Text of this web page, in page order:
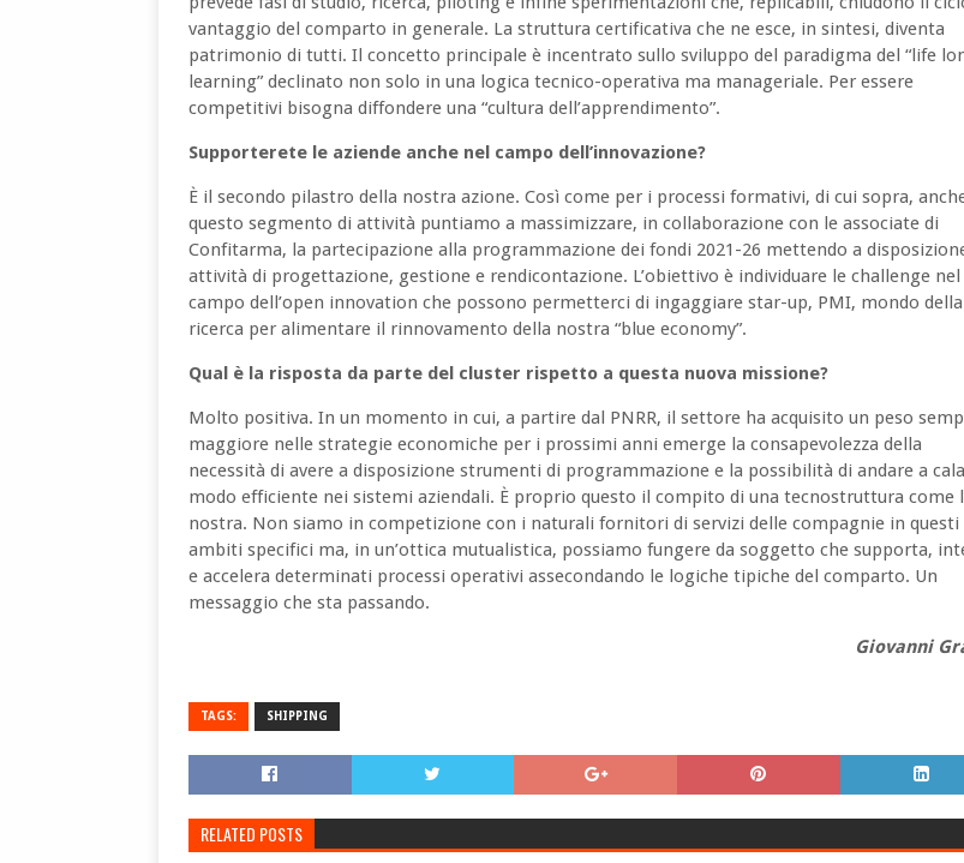
vantaggio del comparto in generale. La struttura certificativa che ne esce, in sintesi, diventa
patrimonio di tutti. Il concetto principale è incentrato sullo sviluppo del paradigma del “life
learning” declinato non solo in una logica tecnico-operativa ma manageriale. Per essere
competitivi bisogna diffondere una “cultura dell’apprendimento”.
Supporterete le aziende anche nel campo dell’innovazione?
È il secondo pilastro della nostra azione. Così come per i processi formativi, di cui sopra,
questo segmento di attività puntiamo a massimizzare, in collaborazione con le associate di
Confitarma, la partecipazione alla programmazione dei fondi 2021-26 mettendo a
attività di progettazione, gestione e rendicontazione. L’obiettivo è individuare le challenge nel
campo dell’open innovation che possono permetterci di ingaggiare star-up, PMI, mondo della
ricerca per alimentare il rinnovamento della nostra “blue economy”.
Qual è la risposta da parte del cluster rispetto a questa nuova missione?
Molto positiva. In un momento in cui, a partire dal PNRR, il settore ha acquisito un peso
maggiore nelle strategie economiche per i prossimi anni emerge la consapevolezza della
necessità di avere a disposizione strumenti di programmazione e la possibilità di andare a
modo efficiente nei sistemi aziendali. È proprio questo il compito di una tecnostruttura come
nostra. Non siamo in competizione con i naturali fornitori di servizi delle compagnie in questi
ambiti specifici ma, in un’ottica mutualistica, possiamo fungere da soggetto che supporta,
e accelera determinati processi operativi assecondando le logiche tipiche del comparto. Un
messaggio che sta passando.
Giovanni
TAGS: SHIPPING
RELATED POSTS